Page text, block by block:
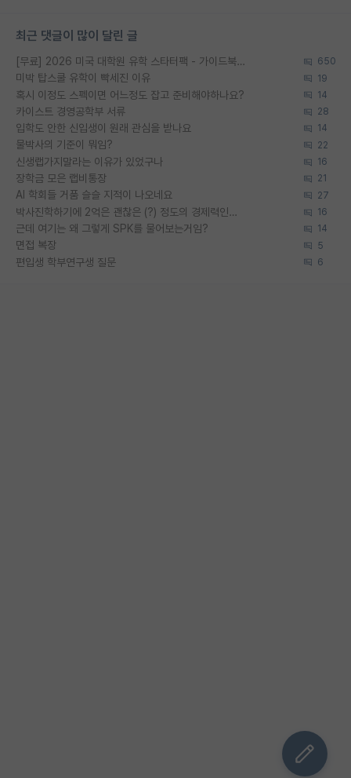
최근 댓글이 많이 달린 글
[무료] 2026 미국 대학원 유학 스타터팩 - 가이드북 & 합격자 컨택메일 템플릿 650
미박 탑스쿨 유학이 빡세진 이유 19
혹시 이정도 스펙이면 어느정도 잡고 준비해야하나요? 14
카이스트 경영공학부 서류 28
입학도 안한 신입생이 원래 관심을 받나요 14
물박사의 기준이 뭐임? 22
신생랩가지말라는 이유가 있었구나 16
장학금 모은 랩비통장 21
AI 학회들 거품 슬슬 지적이 나오네요 27
박사진학하기에 2억은 괜찮은 (?) 정도의 경제력인가요 16
근데 여기는 왜 그렇게 SPK를 물어보는거임? 14
면접 복장 5
편입생 학부연구생 질문 6